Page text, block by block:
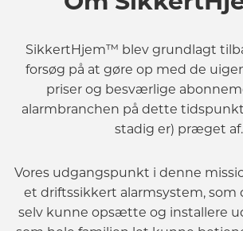
SikkertHjem™ blev grundlagt
forsøg på at gøre op med de
priser og besværlige
alarmbranchen på dette
stadig er) præget af.
Vores udgangspunkt i denne
et driftssikkert alarmsystem, som
selv kunne opsætte og installere